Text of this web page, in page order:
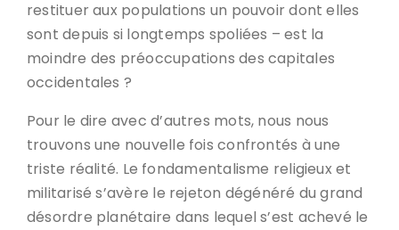
restituer aux populations un pouvoir dont elles
sont depuis si longtemps spoliées – est la
moindre des préoccupations des capitales
occidentales ?
Pour le dire avec d’autres mots, nous nous
trouvons une nouvelle fois confrontés à une
triste réalité. Le fondamentalisme religieux et
militarisé s’avère le rejeton dégénéré du grand
désordre planétaire dans lequel s’est achevé le